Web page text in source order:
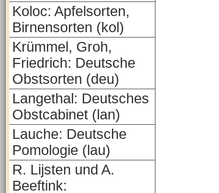
Koloc: Apfelsorten,
Birnensorten (kol)
Krümmel, Groh,
Friedrich: Deutsche
Obstsorten (deu)
Langethal: Deutsches
Obstcabinet (lan)
Lauche: Deutsche
Pomologie (lau)
R. Lijsten und A.
Beeftink: